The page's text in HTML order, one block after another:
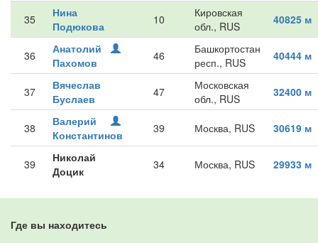
35
Нина
Подюкова
10
Кировская
обл., RUS
40825 м
36
Анатолий
Пахомов
46
Башкортостан
респ., RUS
40444 м
37
Вячеслав
Буслаев
47
Московская
обл., RUS
32400 м
38
Валерий
Константинов
39 Москва, RUS 30619 м
39
Николай
Доцик
34 Москва, RUS 29933 м
Где вы находитесь